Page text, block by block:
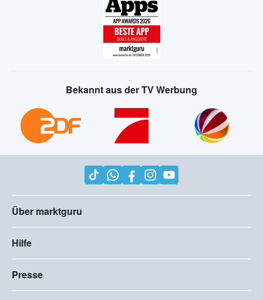
Bekannt aus der TV Werbung
Über marktguru
Hilfe
Presse